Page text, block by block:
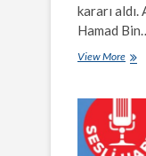
kararı
Hamad
View More